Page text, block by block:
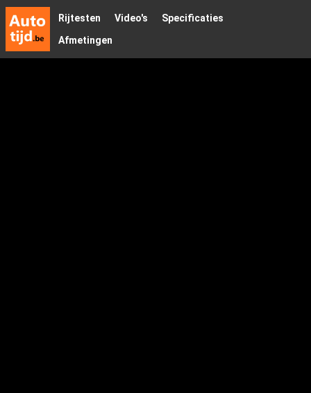
Rijtesten Video's
Specificaties
Afmetingen